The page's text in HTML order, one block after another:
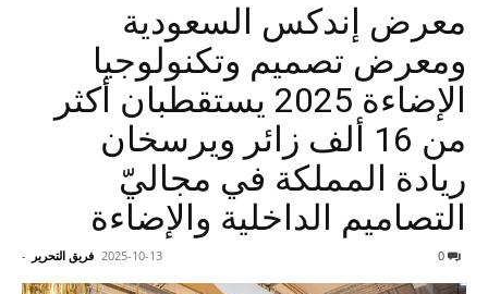
معرض إندكس السعودية
ومعرض تصميم وتكنولوجيا
الإضاءة 2025 يستقطبان أكثر
من 16 ألف زائر ويرسخان
ريادة المملكة في مجاليّ
التصاميم الداخلية والإضاءة
فريق التحرير - 2025-10-13